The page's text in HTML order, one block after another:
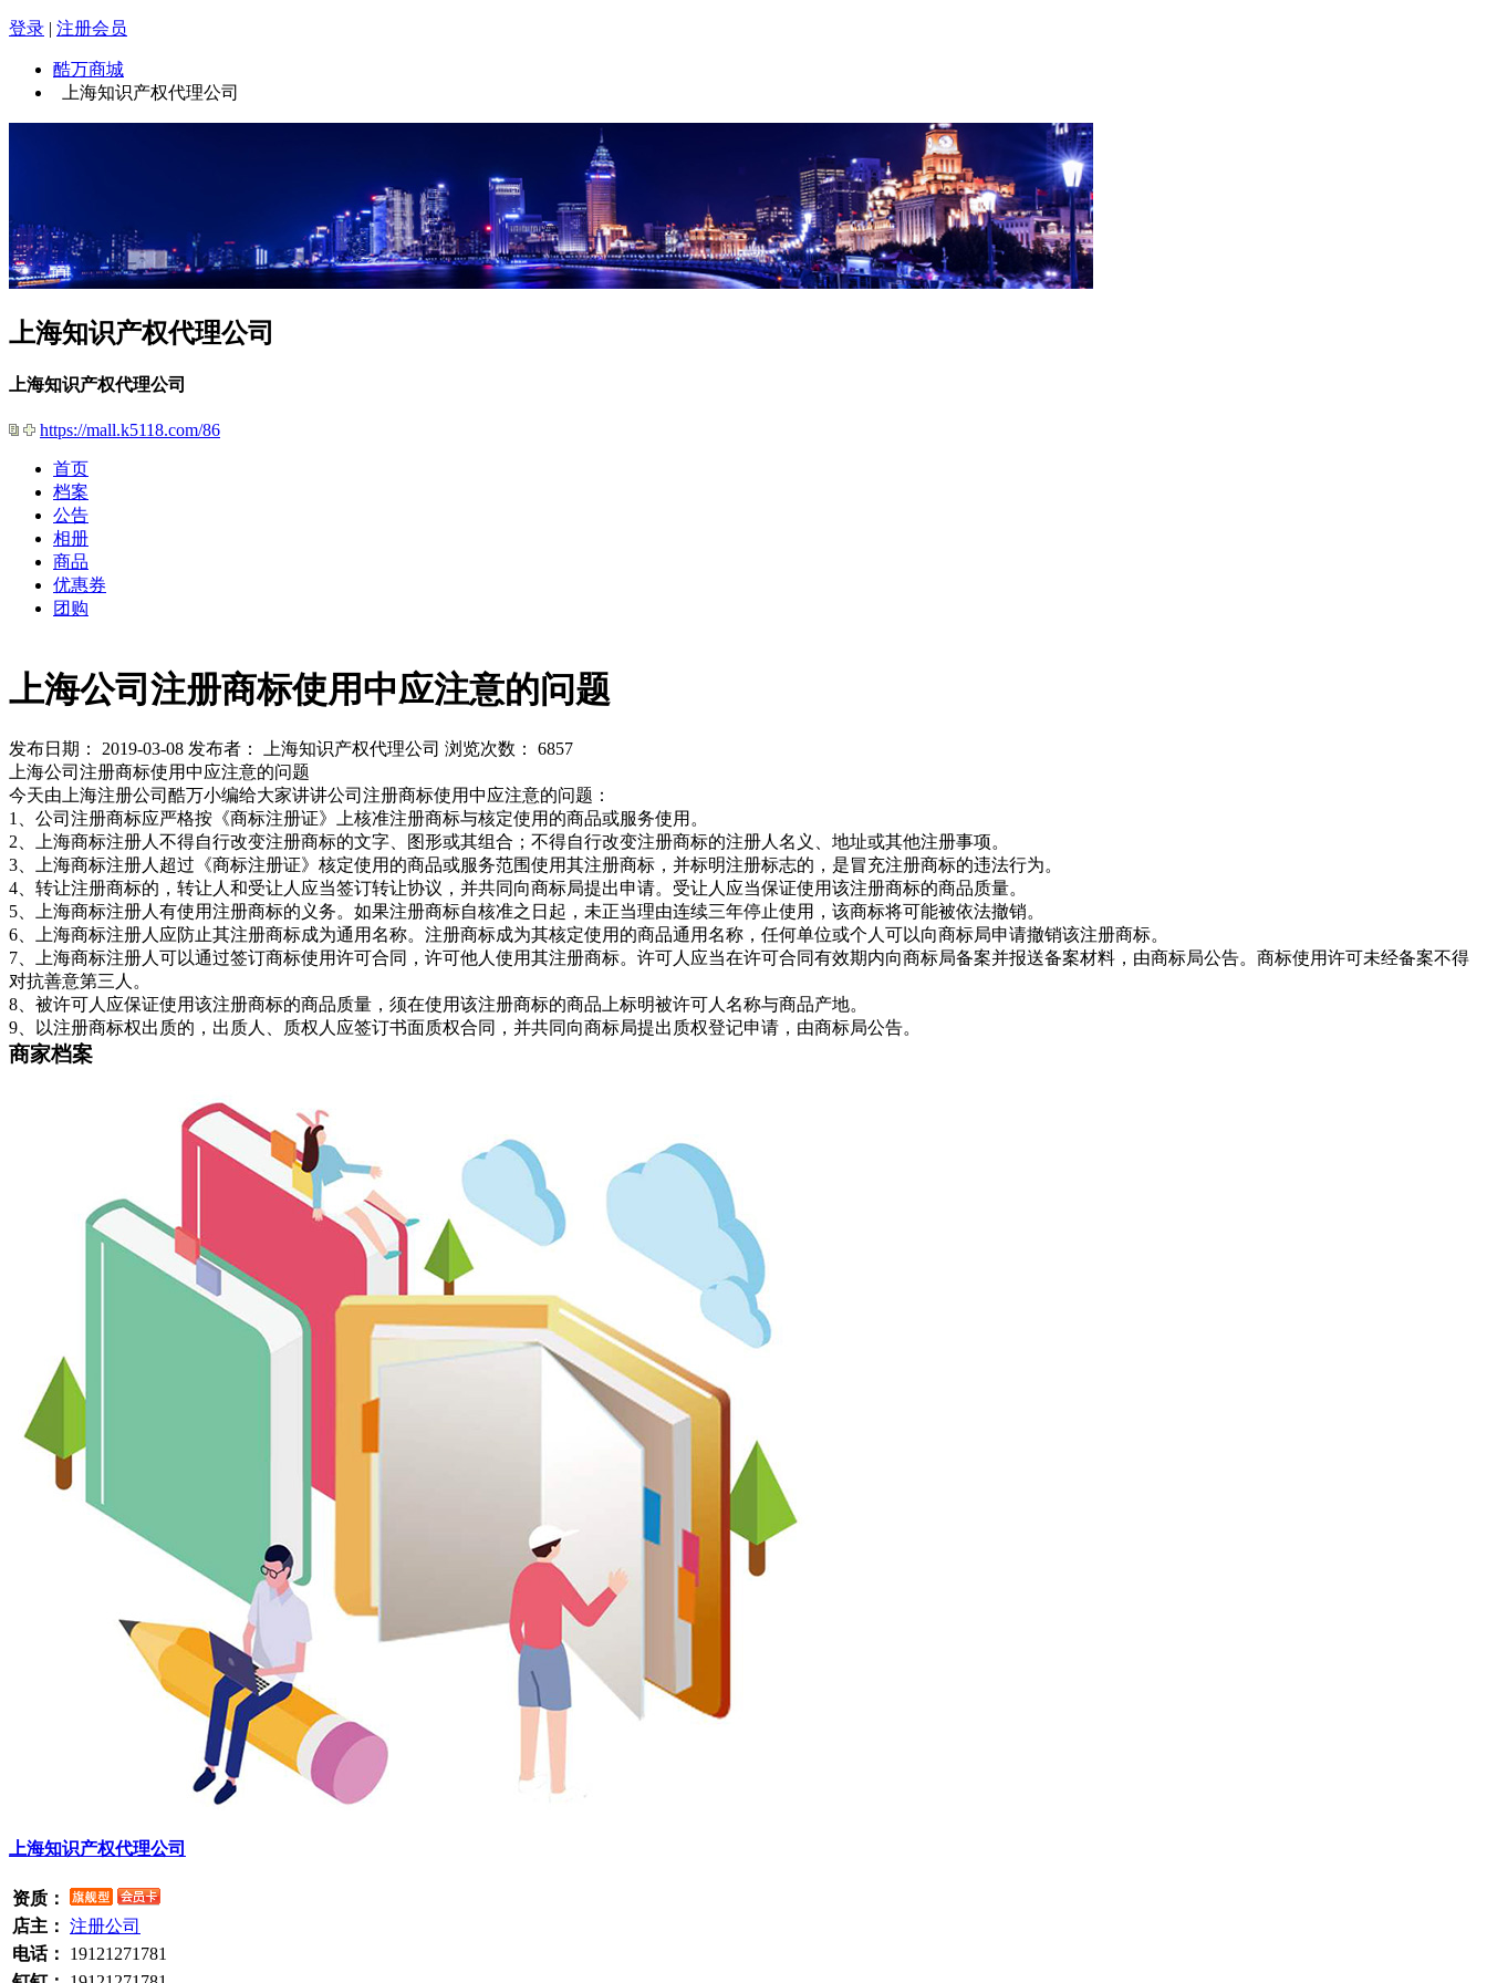
登录 | 注册会员
酷万商城
上海知识产权代理公司
上海知识产权代理公司
上海知识产权代理公司
https://mall.k5118.com/86
首页
档案
公告
相册
商品
优惠券
团购
上海公司注册商标使用中应注意的问题
发布日期： 2019-03-08 发布者： 上海知识产权代理公司 浏览次数： 6857
上海公司注册商标使用中应注意的问题
今天由上海注册公司酷万小编给大家讲讲公司注册商标使用中应注意的问题：
1、公司注册商标应严格按《商标注册证》上核准注册商标与核定使用的商品或服务使用。
2、上海商标注册人不得自行改变注册商标的文字、图形或其组合；不得自行改变注册商标的注册人名义、地址或其他注册事项。
3、上海商标注册人超过《商标注册证》核定使用的商品或服务范围使用其注册商标，并标明注册标志的，是冒充注册商标的违法行为。
4、转让注册商标的，转让人和受让人应当签订转让协议，并共同向商标局提出申请。受让人应当保证使用该注册商标的商品质量。
5、上海商标注册人有使用注册商标的义务。如果注册商标自核准之日起，未正当理由连续三年停止使用，该商标将可能被依法撤销。
6、上海商标注册人应防止其注册商标成为通用名称。注册商标成为其核定使用的商品通用名称，任何单位或个人可以向商标局申请撤销该注册商标。
7、上海商标注册人可以通过签订商标使用许可合同，许可他人使用其注册商标。许可人应当在许可合同有效期内向商标局备案并报送备案材料，由商标局公告。商标使用许可未经备案不得
对抗善意第三人。
8、被许可人应保证使用该注册商标的商品质量，须在使用该注册商标的商品上标明被许可人名称与商品产地。
9、以注册商标权出质的，出质人、质权人应签订书面质权合同，并共同向商标局提出质权登记申请，由商标局公告。
商家档案
上海知识产权代理公司
资质：
店主： 注册公司
电话：
19121271781